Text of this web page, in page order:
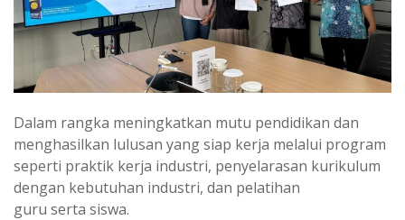
Dalam rangka meningkatkan mutu pendidikan dan
menghasilkan lulusan yang siap kerja melalui program
seperti praktik kerja industri, penyelarasan kurikulum
dengan kebutuhan industri, dan pelatihan
guru serta siswa.